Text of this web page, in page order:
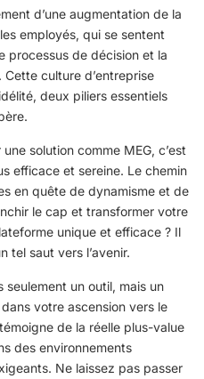
d’une augmentation de la
employés, qui se sentent
processus de décision et la
culture d’entreprise
deux piliers essentiels
solution comme MEG, c’est
efficace et sereine. Le chemin
en quête de dynamisme et de
le cap et transformer votre
unique et efficace ? Il
tel saut vers l’avenir.
seulement un outil, mais un
votre ascension vers le
de la réelle plus-value
des environnements
Ne laissez pas passer